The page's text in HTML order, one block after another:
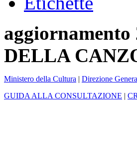
DELLA
Ministero della Cultura | Direzione
GUIDA ALLA CONSULTAZIONE |